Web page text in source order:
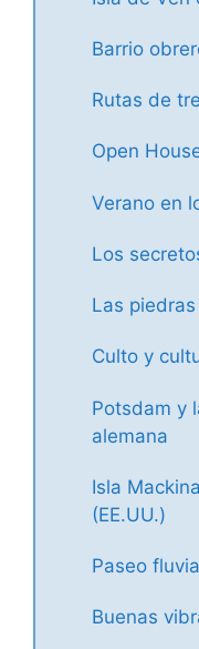
Barrio
Rutas de
Open
Verano en
Los
Las
Culto y
Potsdam y
alemana
Isla
(EE.UU.)
Paseo
Buenas